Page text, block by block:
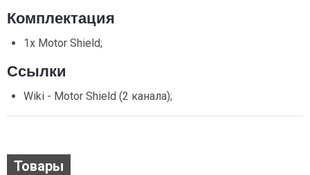
Комплектация
1x Motor Shield;
Ссылки
Wiki - Motor Shield (2 канала);
Товары